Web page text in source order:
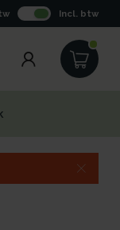
Incl. btw